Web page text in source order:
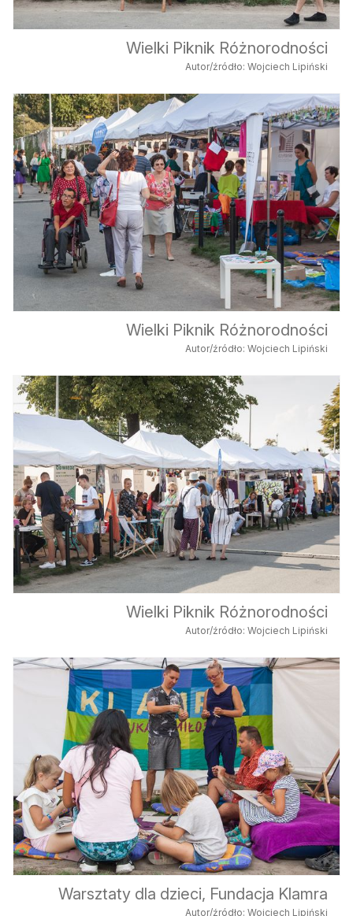
Wielki Piknik Różnorodności
Autor/źródło: Wojciech Lipiński
Wielki Piknik Różnorodności
Autor/źródło: Wojciech Lipiński
Wielki Piknik Różnorodności
Autor/źródło: Wojciech Lipiński
Warsztaty dla dzieci, Fundacja Klamra
Autor/źródło: Wojciech Lipiński